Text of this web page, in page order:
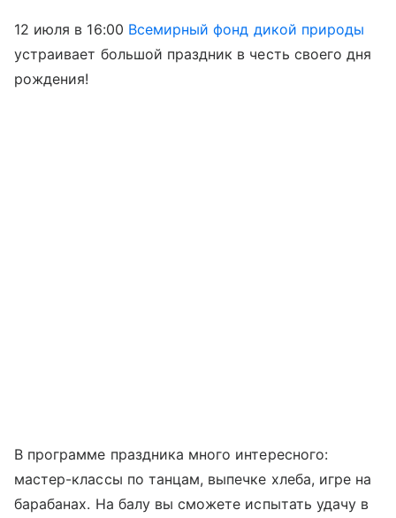
12 июля в 16:00 Всемирный фонд дикой природы
устраивает большой праздник в честь своего дня
рождения!
В программе праздника много интересного:
мастер-классы по танцам, выпечке хлеба, игре на
барабанах. На балу вы сможете испытать удачу в